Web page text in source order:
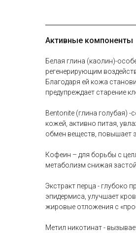
Активные компоненты
Белая глина (каолин)-
регенерирующим
Благодаря ей кожа
предупреждает старение
Bentonite (глина голубая)
кожей, активно питая,
обмен веществ, повышает
Кофеин – для борьбы с
метаболизм снижая
Экстракт перца - глубоко
эпидермиса, улучшает
жировые отложения с
Метил никотинат -